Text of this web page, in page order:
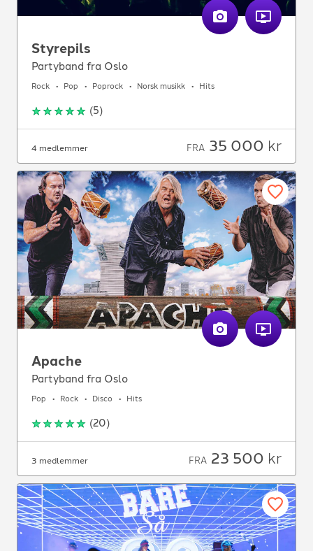
Styrepils
Partyband fra Oslo
Rock Pop Poprock Norsk musikk Hits
(5)
4 medlemmer FRA 35 000 kr
Apache
Partyband fra Oslo
Pop Rock Disco Hits
(20)
3 medlemmer FRA 23 500 kr